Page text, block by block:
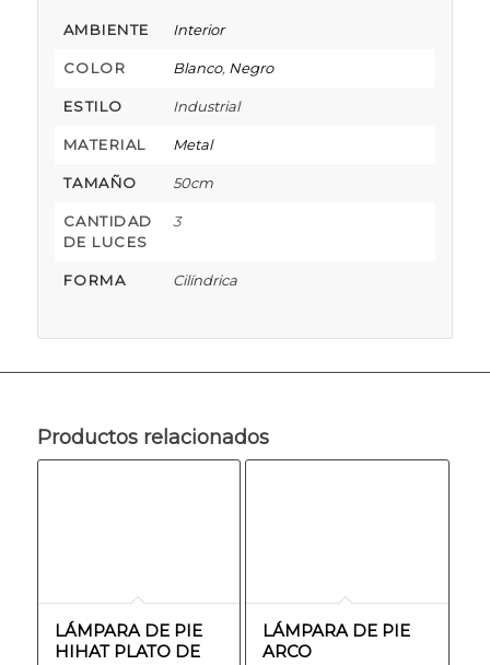
AMBIENTE Interior
COLOR Blanco, Negro
ESTILO Industrial
MATERIAL Metal
TAMAÑO 50cm
CANTIDAD
DE LUCES
3
FORMA Cilíndrica
Productos relacionados
LÁMPARA DE PIE
HIHAT PLATO DE
LÁMPARA DE PIE
ARCO